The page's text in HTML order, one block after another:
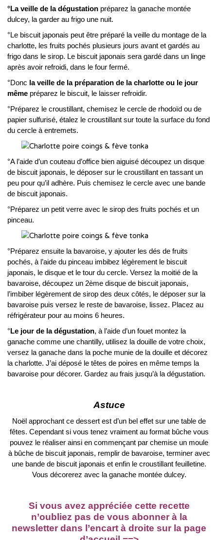
°La veille de la dégustation préparez la ganache montée
dulcey, la garder au frigo une nuit.
°Le biscuit japonais peut être préparé la veille du montage de la
charlotte, les fruits pochés plusieurs jours avant et gardés au
frigo dans le sirop. Le biscuit japonais sera gardé dans un linge
après avoir refroidi, dans le four fermé.
°Donc la veille de la préparation de la charlotte ou le jour
même préparez le biscuit, le laisser refroidir.
°Préparez le croustillant, chemisez le cercle de rhodoïd ou de
papier sulfurisé, étalez le croustillant sur toute la surface du fond
du cercle à entremets.
°A l’aide d’un couteau d’office bien aiguisé découpez un disque
de biscuit japonais, le déposer sur le croustillant en tassant un
peu pour qu’il adhère. Puis chemisez le cercle avec une bande
de biscuit japonais.
°Préparez un petit verre avec le sirop des fruits pochés et un
pinceau.
°Préparez ensuite la bavaroise, y ajouter les dés de fruits
pochés, à l’aide du pinceau imbibez légèrement le biscuit
japonais, le disque et le tour du cercle. Versez la moitié de la
bavaroise, découpez un 2ème disque de biscuit japonais,
l’imbiber légèrement de sirop des deux côtés, le déposer sur la
bavaroise puis versez le reste de bavaroise, lissez. Placez au
réfrigérateur pour au moins 6 heures.
°Le jour de la dégustation, à l’aide d’un fouet montez la
ganache comme une chantilly, utilisez la douille de votre choix,
versez la ganache dans la poche munie de la douille et décorez
la charlotte. J’ai déposé le têtes de poires en même temps la
bavaroise pour décorer. Gardez au frais jusqu’à la dégustation.
Astuce
Noël approchant ce dessert est d’un bel effet sur une table de
fêtes. Cependant si vous tenez vraiment au format bûche vous
pouvez le réaliser ainsi en commençant par chemise un moule
à bûche de biscuit japonais, remplir de bavaroise, terminer avec
une bande de biscuit japonais et enfin le croustillant feuilletine.
Vous décorerez avec la ganache montée dulcey.
Si vous avez appréciée cette recette
n’oubliez pas de vous abonner à la
newsletter dans l’encart à droite sur la page